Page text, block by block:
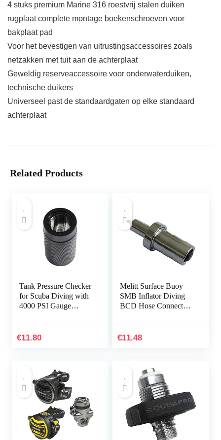
4 stuks premium Marine 316 roestvrij stalen duiken
rugplaat complete montage boekenschroeven voor
bakplaat pad
Voor het bevestigen van uitrustingsaccessoires zoals
netzakken met tuit aan de achterplaat
Geweldig reserveaccessoire voor onderwaterduiken,
technische duikers
Universeel past de standaardgaten op elke standaard
achterplaat
Related Products
Tank Pressure Checker
for Scuba Diving with
4000 PSI Gauge
€11.80
Melitt Surface Buoy
SMB Inflator Diving
BCD Hose Connector
44mm
€11.48